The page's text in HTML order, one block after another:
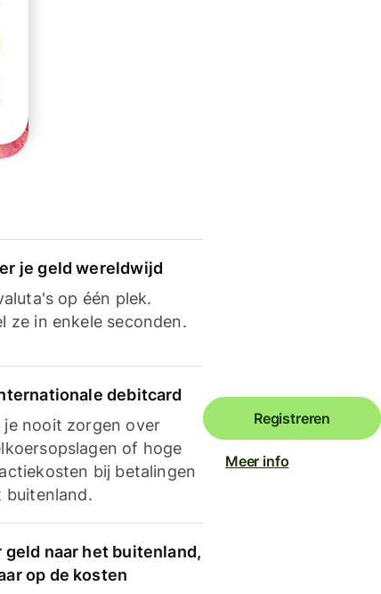
je geld wereldwijd
op één plek.
ze in enkele seconden.
debitcard
je nooit zorgen over
of hoge
bij betalingen
buitenland.
geld naar het buitenland,
op de kosten
Registreren
Meer info